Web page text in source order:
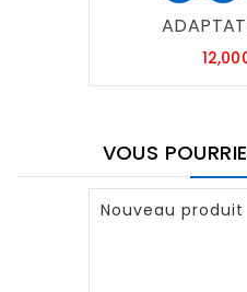
VOUS
Nouveau produit